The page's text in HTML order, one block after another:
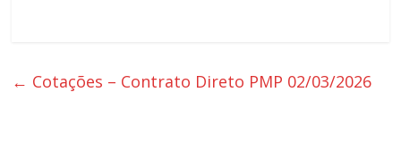
← Cotações – Contrato Direto PMP 02/03/2026